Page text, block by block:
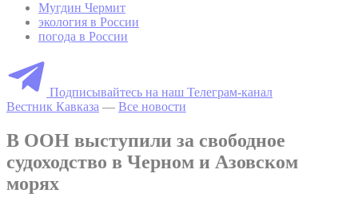
Мугдин Чермит
экология в России
погода в России
Подписывайтесь на наш Телеграм-канал
Вестник Кавказа — Все новости
В ООН выступили за свободное
судоходство в Черном и Азовском
морях